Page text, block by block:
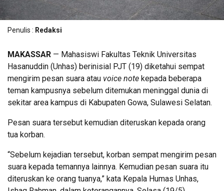
Penulis : Redaksi
MAKASSAR — Mahasiswi Fakultas Teknik Universitas
Hasanuddin (Unhas) berinisial PJT (19) diketahui sempat
mengirim pesan suara atau voice note kepada beberapa
teman kampusnya sebelum ditemukan meninggal dunia di
sekitar area kampus di Kabupaten Gowa, Sulawesi Selatan.
Pesan suara tersebut kemudian diteruskan kepada orang
tua korban.
“Sebelum kejadian tersebut, korban sempat mengirim pesan
suara kepada temannya lainnya. Kemudian pesan suara itu
diteruskan ke orang tuanya,” kata Kepala Humas Unhas,